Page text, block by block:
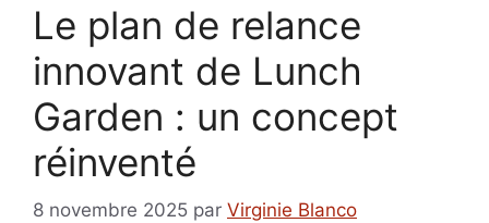
Le plan de relance
innovant de Lunch
Garden : un concept
réinventé
8 novembre 2025 par Virginie Blanco